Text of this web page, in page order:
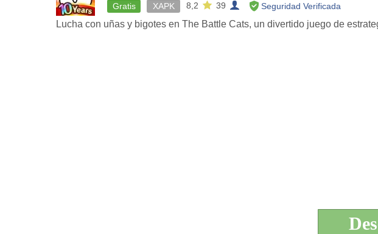
Gratis XAPK 8,2 39 Seguridad Verificada
Lucha con uñas y bigotes en The Battle Cats, un divertido juego de